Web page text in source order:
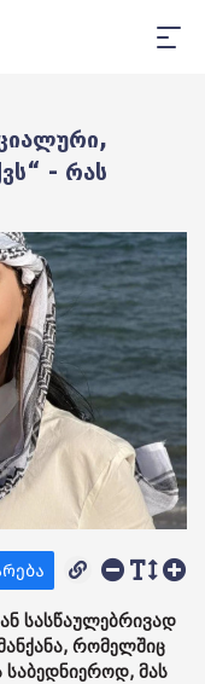
- რას
სასწაულებრივად
რომელშიც
საბედნიეროდ, მას